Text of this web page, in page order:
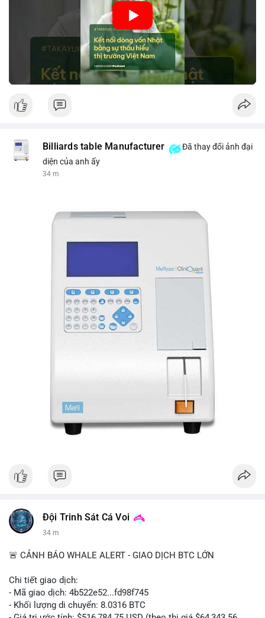
ổn định thị trường sẽ ảnh hưởng trực tiếp đến lưu lượng vốn
nhập khẩu từ Nhật Bản. Bài cũng nhấn mạnh vai trò của thông
tin thị trường chính xác trong việc giảm rủi ro khi kết nối các
thị trường khác nhau.
🎥 Xem video trực tiếp tại:
Billiards table Manufacturer
Đã thay đổi ảnh đại
diện của anh ấy
34 m
Đội Trinh Sát Cá Voi
34 m
🚨 CẢNH BÁO WHALE ALERT - GIAO DỊCH BTC LỚN
Chi tiết giao dịch:
- Mã giao dịch: 4b522e52...fd98f745
- Khối lượng di chuyển: 8.0316 BTC